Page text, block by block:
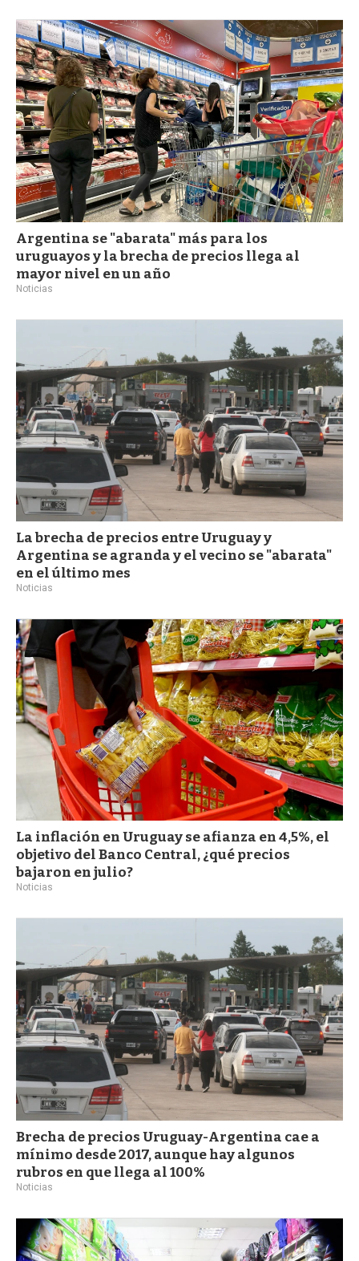
Argentina se "abarata" más para los
uruguayos y la brecha de precios llega al
mayor nivel en un año
Noticias
La brecha de precios entre Uruguay y
Argentina se agranda y el vecino se "abarata"
en el último mes
Noticias
La inflación en Uruguay se afianza en 4,5%, el
objetivo del Banco Central, ¿qué precios
bajaron en julio?
Noticias
Brecha de precios Uruguay-Argentina cae a
mínimo desde 2017, aunque hay algunos
rubros en que llega al 100%
Noticias